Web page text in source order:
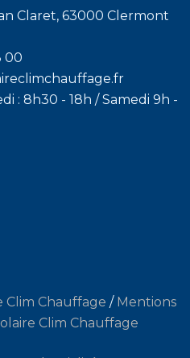
Claret, 63000 Clermont
00
: 8h30 - 18h / Samedi 9h -
Clim Chauffage / Mentions
Clim Chauffage